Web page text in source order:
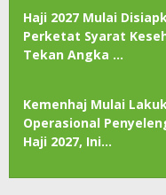
Haji 2027 Mulai
Perketat Syarat
Tekan Angka …
Kemenhaj Mulai
Operasional
Haji 2027, Ini…